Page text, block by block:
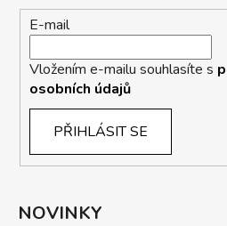
E-mail
Vložením e-mailu souhlasíte s
osobních údajů
PŘIHLÁSIT SE
NOVINKY